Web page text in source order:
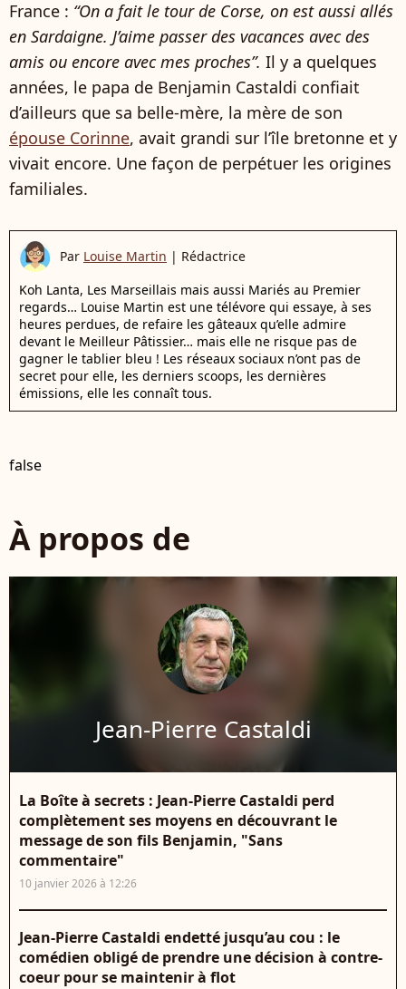
France : “On a fait le tour de Corse, on est aussi allés
en Sardaigne. J’aime passer des vacances avec des
amis ou encore avec mes proches”. Il y a quelques
années, le papa de Benjamin Castaldi confiait
d’ailleurs que sa belle-mère, la mère de son
épouse Corinne, avait grandi sur l’île bretonne et y
vivait encore. Une façon de perpétuer les origines
familiales.
Par Louise Martin | Rédactrice
Koh Lanta, Les Marseillais mais aussi Mariés au Premier
regards… Louise Martin est une télévore qui essaye, à ses
heures perdues, de refaire les gâteaux qu’elle admire
devant le Meilleur Pâtissier… mais elle ne risque pas de
gagner le tablier bleu ! Les réseaux sociaux n’ont pas de
secret pour elle, les derniers scoops, les dernières
émissions, elle les connaît tous.
false
À propos de
Jean-Pierre Castaldi
La Boîte à secrets : Jean-Pierre Castaldi perd
complètement ses moyens en découvrant le
message de son fils Benjamin, "Sans
commentaire"
10 janvier 2026 à 12:26
Jean-Pierre Castaldi endetté jusqu’au cou : le
comédien obligé de prendre une décision à contre-
coeur pour se maintenir à flot